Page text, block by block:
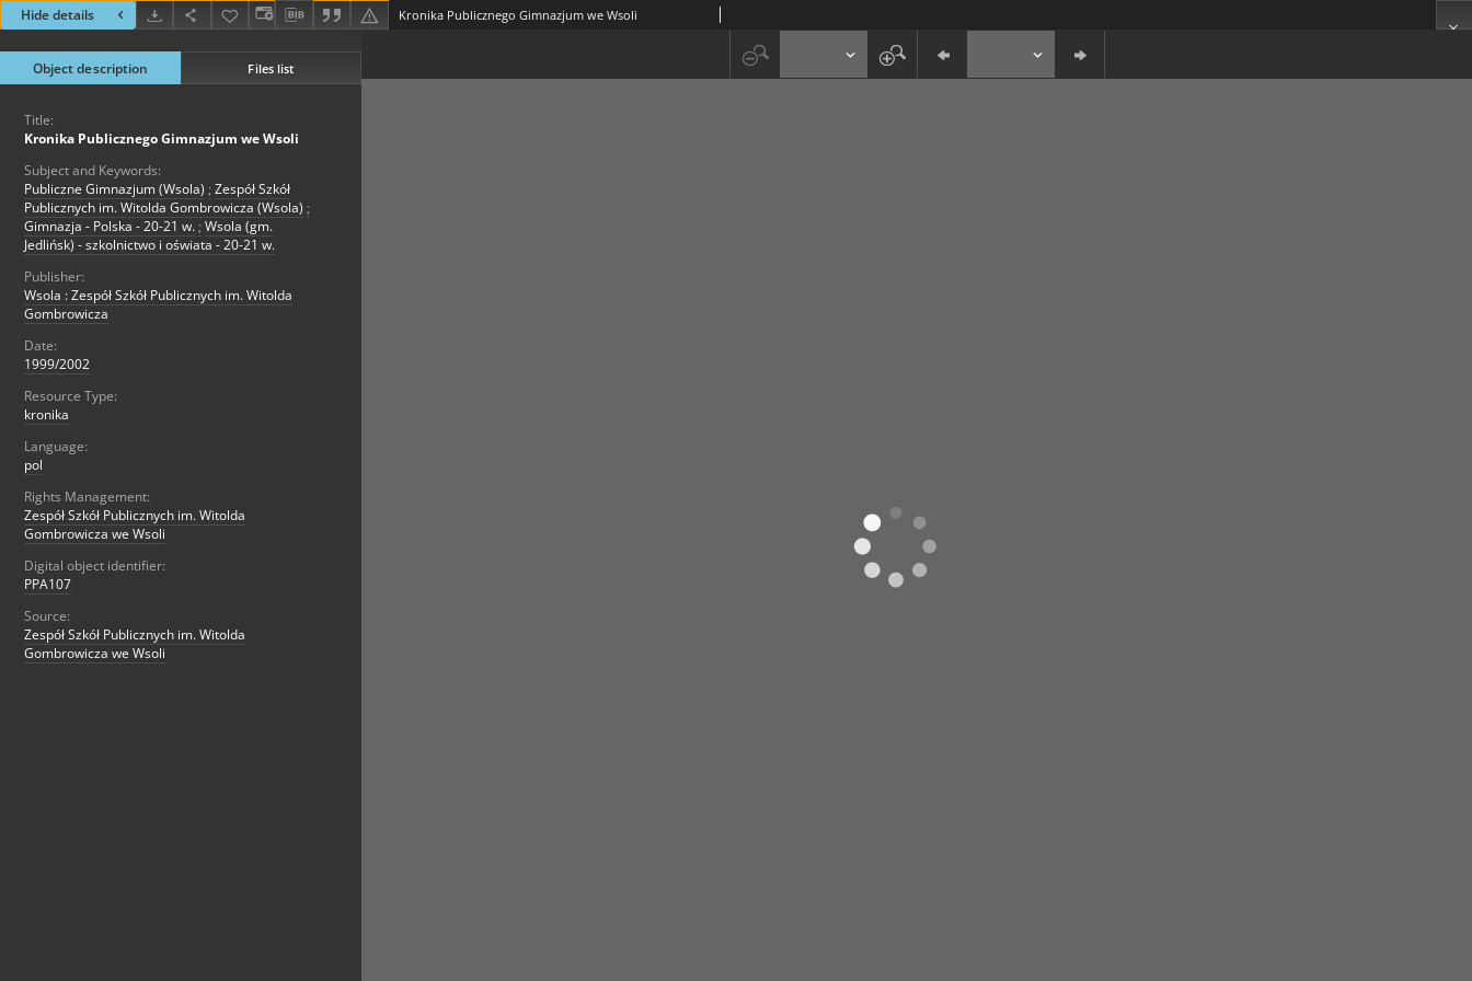
Hide details Kronika Publicznego Gimnazjum we Wsoli
Object description Files list
Title:
Kronika Publicznego Gimnazjum we Wsoli
Subject and Keywords:
Publiczne Gimnazjum (Wsola) ; Zespół Szkół
Publicznych im. Witolda Gombrowicza (Wsola) ;
Gimnazja - Polska - 20-21 w. ; Wsola (gm.
Jedlińsk) - szkolnictwo i oświata - 20-21 w.
Publisher:
Wsola : Zespół Szkół Publicznych im. Witolda
Gombrowicza
Date:
1999/2002
Resource Type:
kronika
Language:
pol
Rights Management:
Zespół Szkół Publicznych im. Witolda
Gombrowicza we Wsoli
Digital object identifier:
PPA107
Source:
Zespół Szkół Publicznych im. Witolda
Gombrowicza we Wsoli